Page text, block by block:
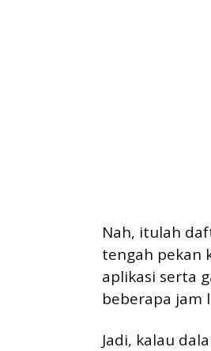
Nah, itulah
tengah pekan
aplikasi serta
beberapa jam
Jadi, kalau